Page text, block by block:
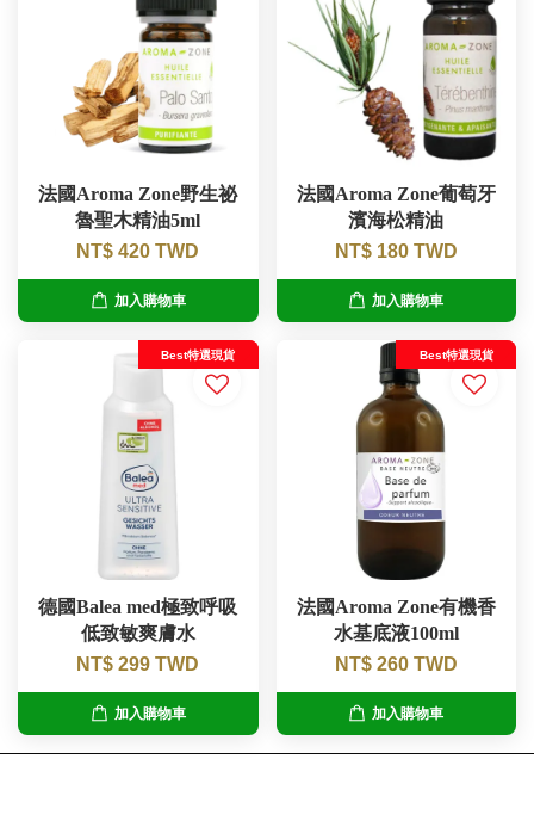
法國Aroma Zone野生祕
魯聖木精油5ml
NT$ 420 TWD
加入購物車
法國Aroma Zone葡萄牙
濱海松精油
NT$ 180 TWD
加入購物車
Best特選現貨
德國Balea med極致呼吸
低致敏爽膚水
NT$ 299 TWD
加入購物車
Best特選現貨
法國Aroma Zone有機香
水基底液100ml
NT$ 260 TWD
加入購物車